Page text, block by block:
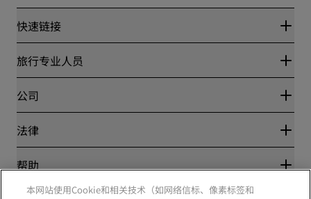
快速链接
丽赏会
Blog
目的地
丽笙酒店集团APP
体育认证酒店
家庭友好型酒店
旅行专业人员
合作伙伴
公司
丽笙酒店集团
工作机会 RHG
工作机会 PPHE
工作机会 EHL
法律
隐私中心
丽赏会条款和条件
帮助
消费者警示
本网站使用Cookie和相关技术（如网络信标、像素标签和